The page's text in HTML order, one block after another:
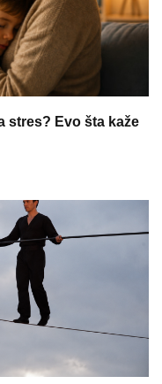
stres? Evo šta kaže